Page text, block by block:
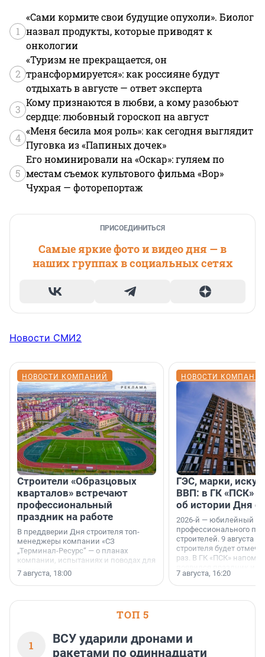
1
«Сами кормите свои будущие опухоли». Биолог
назвал продукты, которые приводят к
онкологии
2
«Туризм не прекращается, он
трансформируется»: как россияне будут
отдыхать в августе — ответ эксперта
3
Кому признаются в любви, а кому разобьют
сердце: любовный гороскоп на август
4
«Меня бесила моя роль»: как сегодня выглядит
Пуговка из «Папиных дочек»
5
Его номинировали на «Оскар»: гуляем по
местам съемок культового фильма «Вор»
Чухрая — фоторепортаж
ПРИСОЕДИНИТЬСЯ
Самые яркие фото и видео дня — в
наших группах в социальных сетях
Новости СМИ2
НОВОСТИ КОМПАНИЙ
Строители «Образцовых
кварталов» встречают
профессиональный
праздник на работе
В преддверии Дня строителя топ-
менеджеры компании «СЗ
„Терминал-Ресурс“ — о планах
компании, испытаниях и поводах для
осторожного оптимизма.
7 августа, 18:00
НОВОСТИ
ГЭС, марки,
ВВП: в ГК «ПСК»
об истории Дня
2026-й — юбилейный
профессионального
строителей. 9 августа
строителя будет
раз. В ГК «ПСК»
поменялась роль
7 августа, 16:20
ТОП 5
1
ВСУ ударили дронами и
ракетами по одиннадцати